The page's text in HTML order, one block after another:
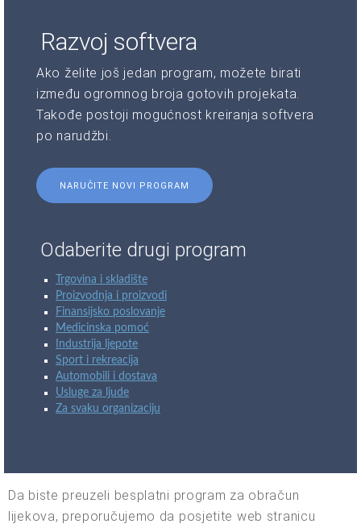
Razvoj softvera
Ako želite još jedan program, možete birati
između ogromnog broja gotovih projekata.
Takođe postoji mogućnost kreiranja softvera
po narudžbi.
NARUČITE NOVI PROGRAM
Odaberite drugi program
Trgovina i skladište
Proizvodnja i proizvodi
Finansijsko poslovanje
Medicinska pomoć
Industrija ljepote
Sport i rekreacija
Automobili i dostava
Usluge za ljude
Za svaku organizaciju
Da biste preuzeli besplatni program za obračun
lijekova, preporučujemo da posjetite web stranicu